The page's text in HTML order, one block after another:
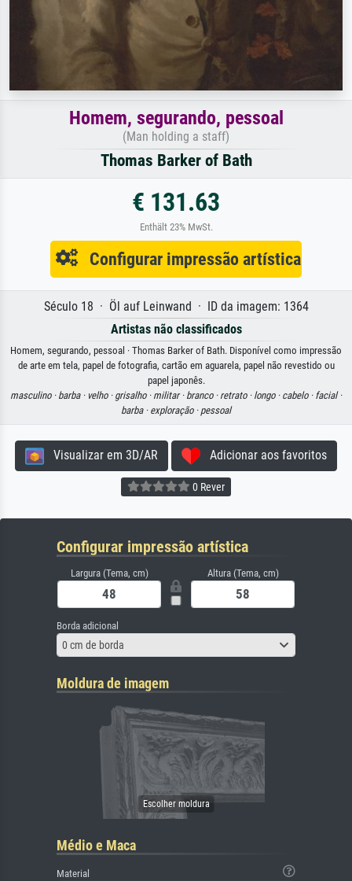
Homem, segurando, pessoal
(Man holding a staff)
Thomas Barker of Bath
€ 131.63
Enthält 23% MwSt.
Configurar impressão artística
Século 18 · Öl auf Leinwand · ID da imagem: 1364
Artistas não classificados
Homem, segurando, pessoal · Thomas Barker of Bath. Disponível como impressão
de arte em tela, papel de fotografia, cartão em aguarela, papel não revestido ou
papel japonês.
masculino · barba · velho · grisalho · militar · branco · retrato · longo · cabelo · facial ·
barba · exploração · pessoal
Visualizar em 3D/AR Adicionar aos favoritos
0 Rever
Configurar impressão artística
Largura (Tema, cm) Altura (Tema, cm)
Borda adicional
0 cm de borda
Moldura de imagem
Médio e Maca
Material